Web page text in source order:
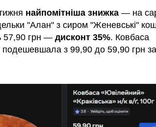
найпомітніша знижка — на
"Алан" з сиром "Женевські"
57,90 грн — дисконт 35%. Ковбаса
подешевшала з 99,90 до 59,90 грн